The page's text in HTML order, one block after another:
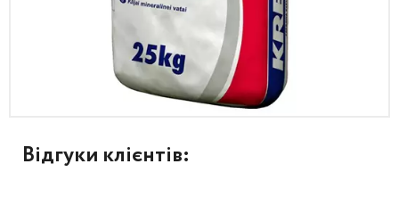
Відгуки клієнтів: